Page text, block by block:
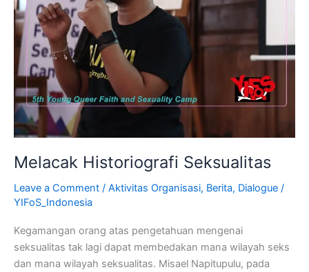
Melacak Historiografi Seksualitas
Leave a Comment / Aktivitas Organisasi, Berita, Dialogue /
YIFoS_Indonesia
Kegamangan orang atas pengetahuan mengenai
seksualitas tak lagi dapat membedakan mana wilayah seks
dan mana wilayah seksualitas. Misael Napitupulu, pada